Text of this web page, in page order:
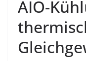
AIO-